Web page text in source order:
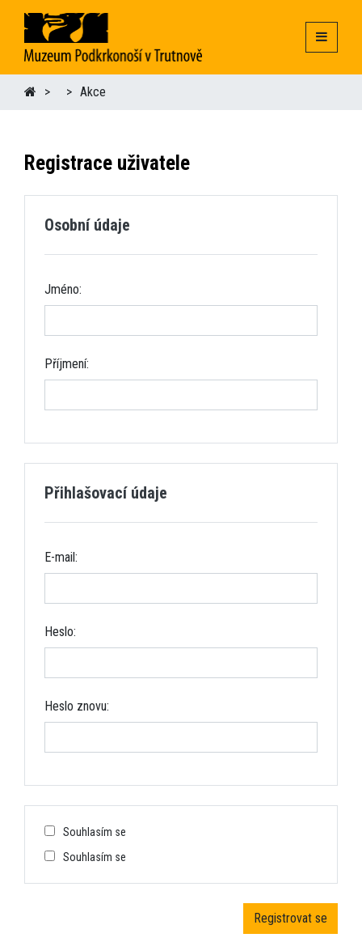
Akce
Registrace uživatele
Osobní údaje
Jméno:
Příjmení:
Přihlašovací údaje
E-mail:
Heslo:
Heslo znovu:
Souhlasím se
Souhlasím se